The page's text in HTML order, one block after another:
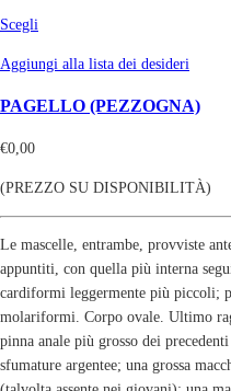
Scegli
Aggiungi alla lista dei desideri
PAGELLO (PEZZOGNA)
€0,00
(PREZZO SU DISPONIBILITÀ)
Le mascelle, entrambe, provviste
appuntiti, con quella più interna
cardiformi leggermente più piccoli;
molariformi. Corpo ovale. Ultimo
pinna anale più grosso dei
sfumature argentee; una grossa